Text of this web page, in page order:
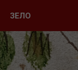
ЗЕЛО